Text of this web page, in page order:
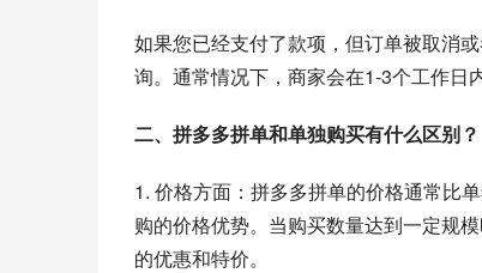
如果您已经支付了款项，但订单被取消
询。通常情况下，商家会在1-3个工作日
二、拼多多拼单和单独购买有什么区别？
1. 价格方面：拼多多拼单的价格通常比
购的价格优势。当购买数量达到一定规
的优惠和特价。